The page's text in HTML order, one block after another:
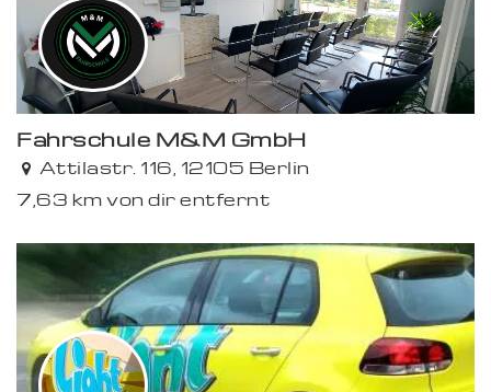
Fahrschule M&M GmbH
Attilastr. 116, 12105 Berlin
7,63 km von dir entfernt